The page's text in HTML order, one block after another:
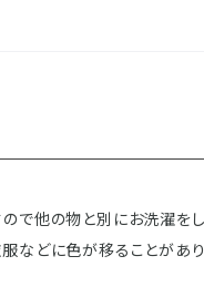
で他の物と別にお洗濯をし
などに色が移ることがあ